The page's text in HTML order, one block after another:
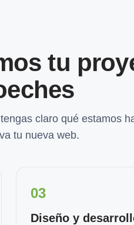
tu
claro qué estamos
tu nueva web.
03
Diseño y